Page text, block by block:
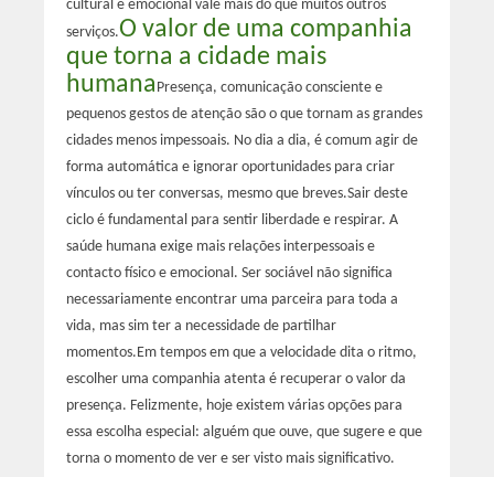
cultural e emocional vale mais do que muitos outros
serviços.O valor de uma companhia
que torna a cidade mais
humana Presença, comunicação consciente e
pequenos gestos de atenção são o que tornam as grandes
cidades menos impessoais. No dia a dia, é comum agir de
forma automática e ignorar oportunidades para criar
vínculos ou ter conversas, mesmo que breves.Sair deste
ciclo é fundamental para sentir liberdade e respirar. A
saúde humana exige mais relações interpessoais e
contacto físico e emocional. Ser sociável não significa
necessariamente encontrar uma parceira para toda a
vida, mas sim ter a necessidade de partilhar
momentos. Em tempos em que a velocidade dita o ritmo,
escolher uma companhia atenta é recuperar o valor da
presença. Felizmente, hoje existem várias opções para
essa escolha especial: alguém que ouve, que sugere e que
torna o momento de ver e ser visto mais significativo.